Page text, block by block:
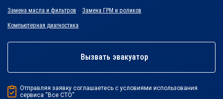
Замена масла и фильтров Замена ГРМ и роликов
Компьютерная диагностика
Вызвать эвакуатор
Отправляя заявку соглашаетесь с условиями использования
сервиса “Все СТО”